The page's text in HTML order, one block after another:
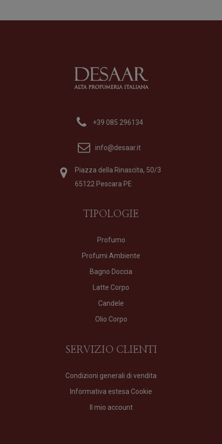
+39 085 296134
info@desaar.it
Piazza della Rinascita, 50/3
65122 Pescara PE
TIPOLOGIE
Profumo
Profumi Ambiente
Bagno Doccia
Latte Corpo
Candele
Olio Corpo
SERVIZIO CLIENTI
Condizioni generali di vendita
Informativa estesa Cookie
Il mio account